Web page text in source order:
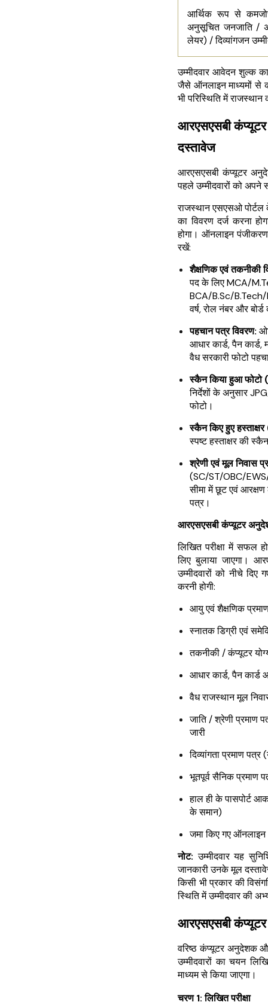
आर्थिक रूप से
अनुसूचित जनजाति /
लेयर) / दिव्यांगजन
उम्मीदवार आवेदन शुल्क
जैसे ऑनलाइन माध्यमों से
भी परिस्थिति में राजस्थान
आरएसएसबी
दस्तावेज
आरएसएसबी कंप्यूटर
पहले उम्मीदवारों को
राजस्थान एसएसओ पोर्टल
का विवरण दर्ज करना
होगा। ऑनलाइन
रखें:
शैक्षणिक एवं तकनीकी
पद के लिए MCA/
BCA/B.Sc/B.Tech/
वर्ष, रोल नंबर और
पहचान पत्र विवरण:
आधार कार्ड, पैन कार्ड,
वैध सरकारी फोटो
स्कैन किया हुआ फोटो
निर्देशों के अनुसार
फोटो।
स्कैन किए हुए हस्ताक्षर
स्पष्ट हस्ताक्षर की
श्रेणी एवं मूल निवास
(SC/ST/OBC/
सीमा में छूट एवं
पत्र।
आरएसएसबी कंप्यूटर
लिखित परीक्षा में सफल
लिए बुलाया जाएगा।
उम्मीदवारों को नीचे
करनी होगी:
आयु एवं शैक्षणिक
स्नातक डिग्री एवं
तकनीकी / कंप्यूटर
आधार कार्ड, पैन कार्ड
वैध राजस्थान मूल
जाति / श्रेणी प्रमाण
जारी
दिव्यांगता प्रमाण पत्र
भूतपूर्व सैनिक प्रमाण
हाल ही के पासपोर्ट
के समान)
जमा किए गए
नोट: उम्मीदवार यह
जानकारी उनके मूल
किसी भी प्रकार की
स्थिति में उम्मीदवार की
आरएसएसबी
वरिष्ठ कंप्यूटर अनुदेशक
उम्मीदवारों का चयन
माध्यम से किया जाएगा।
चरण 1: लिखित परीक्षा